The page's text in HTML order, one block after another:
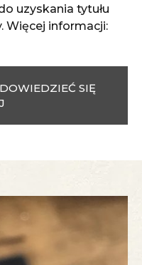
uzyskania tytułu
Więcej informacji:
SIĘ